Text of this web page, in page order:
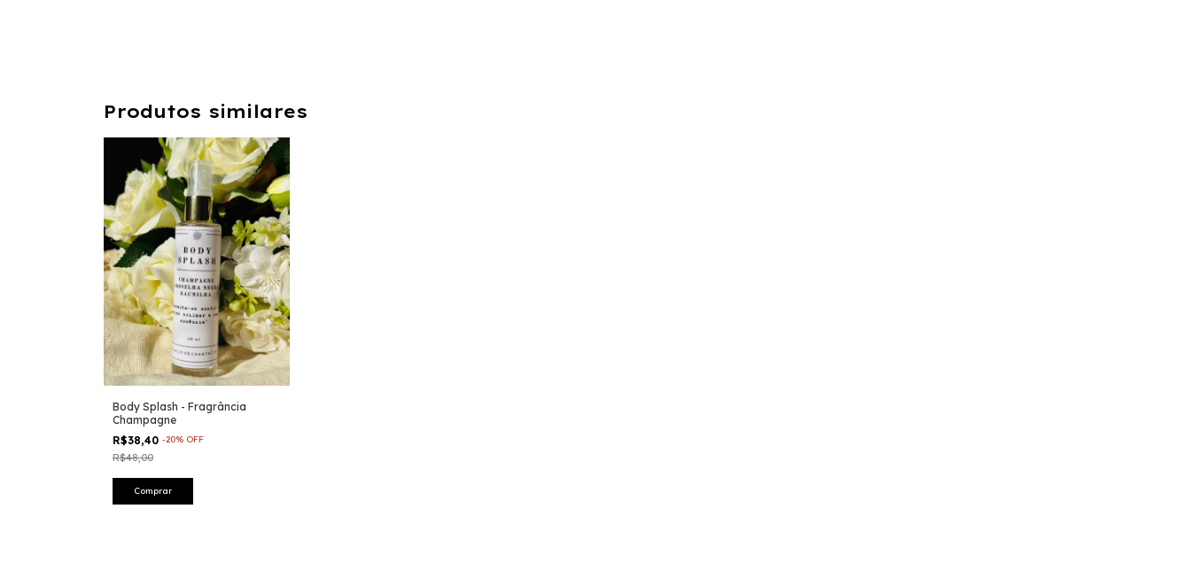
Produtos similares
Body Splash - Fragrância
Champagne
R$38,40 -20% OFF
R$48,00